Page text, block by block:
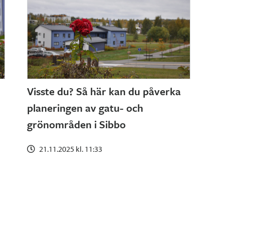
Visste du? Så här kan du påverka
planeringen av gatu- och
grönområden i Sibbo
21.11.2025 kl. 11:33